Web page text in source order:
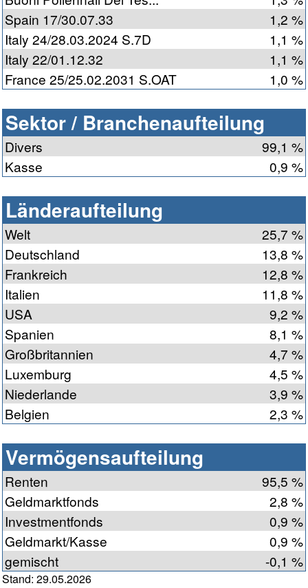
Spain 17/30.07.33
1,2 %
Italy 24/28.03.2024 S.7D
1,1 %
Italy 22/01.12.32
1,1 %
France 25/25.02.2031 S.OAT
1,0 %
Sektor / Branchenaufteilung
Divers
99,1 %
Kasse
0,9 %
Länderaufteilung
Welt
25,7 %
Deutschland
13,8 %
Frankreich
12,8 %
Italien
11,8 %
USA
9,2 %
Spanien
8,1 %
Großbritannien
4,7 %
Luxemburg
4,5 %
Niederlande
3,9 %
Belgien
2,3 %
Vermögensaufteilung
Renten
95,5 %
Geldmarktfonds
2,8 %
Investmentfonds
0,9 %
Geldmarkt/Kasse
0,9 %
gemischt
-0,1 %
Stand: 29.05.2026